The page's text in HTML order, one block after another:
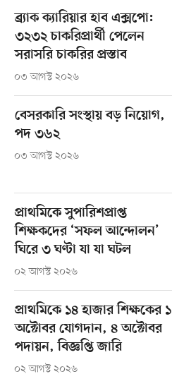
ব্র্যাক ক্যারিয়ার হাব এক্সপো:
৩২৩২ চাকরিপ্রার্থী পেলেন
সরাসরি চাকরির প্রস্তাব
০৩ আগস্ট ২০২৬
বেসরকারি সংস্থায় বড় নিয়োগ,
পদ ৩৬২
০৩ আগস্ট ২০২৬
প্রাথমিকে সুপারিশপ্রাপ্ত
শিক্ষকদের ‘সফল আন্দোলন’
ঘিরে ৩ ঘণ্টা যা যা ঘটল
০২ আগস্ট ২০২৬
প্রাথমিকে ১৪ হাজার শিক্ষকের ১
অক্টোবর যোগদান, ৪ অক্টোবর
পদায়ন, বিজ্ঞপ্তি জারি
০২ আগস্ট ২০২৬